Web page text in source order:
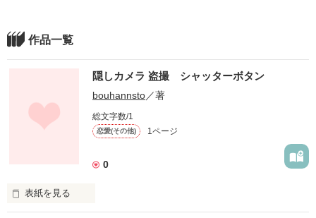
作品一覧
隠しカメラ 盗撮 シャッターボタン
bouhannsto／著
総文字数/1
恋愛(その他) 1ページ
0
表紙を見る